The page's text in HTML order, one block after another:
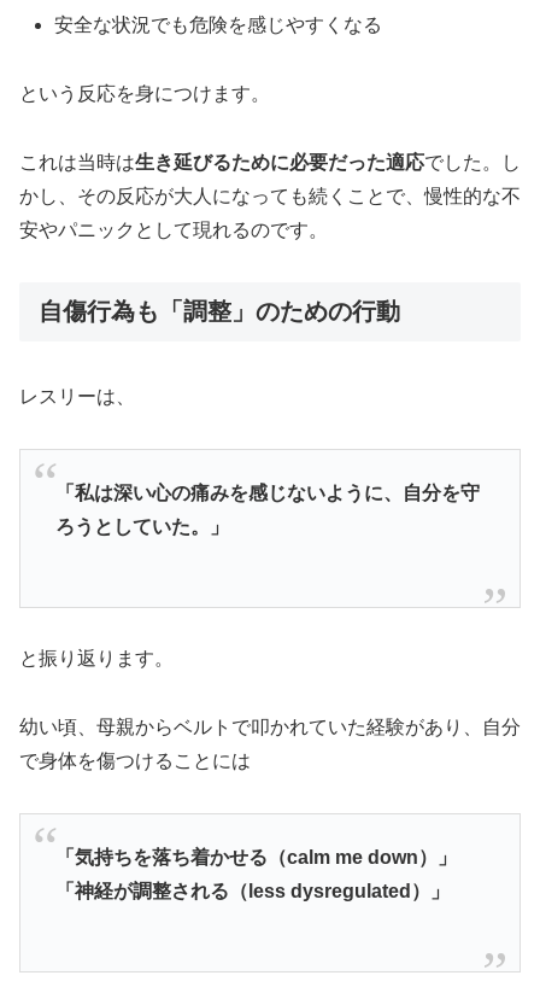
安全な状況でも危険を感じやすくなる
という反応を身につけます。
これは当時は生き延びるために必要だった適応でした。し
かし、その反応が大人になっても続くことで、慢性的な不
安やパニックとして現れるのです。
自傷行為も「調整」のための行動
レスリーは、
「私は深い心の痛みを感じないように、自分を守
ろうとしていた。」
と振り返ります。
幼い頃、母親からベルトで叩かれていた経験があり、自分
で身体を傷つけることには
「気持ちを落ち着かせる（calm me down）」
「神経が調整される（less dysregulated）」